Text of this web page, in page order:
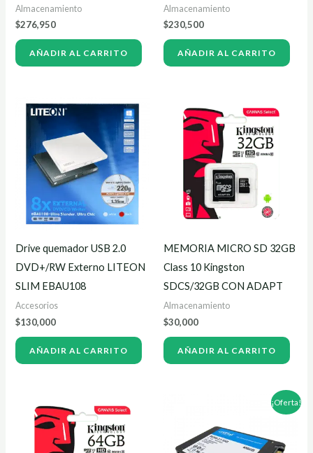
Almacenamiento
$276,950
AÑADIR AL CARRITO
Almacenamiento
$230,500
AÑADIR AL CARRITO
Drive quemador USB 2.0
DVD+/RW Externo LITEON
SLIM EBAU108
Accesorios
$130,000
AÑADIR AL CARRITO
MEMORIA MICRO SD 32GB
Class 10 Kingston
SDCS/32GB CON ADAPT
Almacenamiento
$30,000
AÑADIR AL CARRITO
¡Oferta!
era:
$343,450.
precio
es:
$317,000.